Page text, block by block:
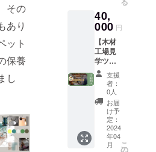
その
あり
ット
保養
し
ベント
情報な
どを共
有させ
ていた
だく予
定で
す。
なかっ
た場合
でも、
支援者
様への
返金は
致しか
ねます
のでご
了承く
ださ
い。 ※2
2024年
4月中の
れ以上
の場合
は要相
談とな
りま
す。有
効期限
は発行
日より1
年間と
なり、
使用し
なかっ
た場合
です。
(工事の
進行状
況によ
り前後
する場
合があ
ります)
宿泊は4
名まで
は支援
金額内
で、そ
れ以上
の場合
権利で
す ※1 ●
オープ
ニング
レセプ
ション
ご招待
（希望
制）※2
●空き家
地方創
生株式
会社か
らの情
報配信
40,
000 円
【木材
工場見
学ツ
アー＋
宿泊1泊
権＋佐
渡アテ
ビの脱
臭サ
シェ付
き】 ●
蔵サウ
支援
者：
0人
お届
け予
定：
2024
年04
月
こ
の